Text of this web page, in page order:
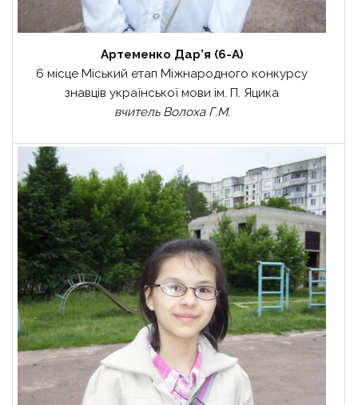
Артеменко Дар’я (6-А)
6 місце Міський етап Міжнародного конкурсу
знавців української мови ім. П. Яцика
вчитель Волоха Г.М.